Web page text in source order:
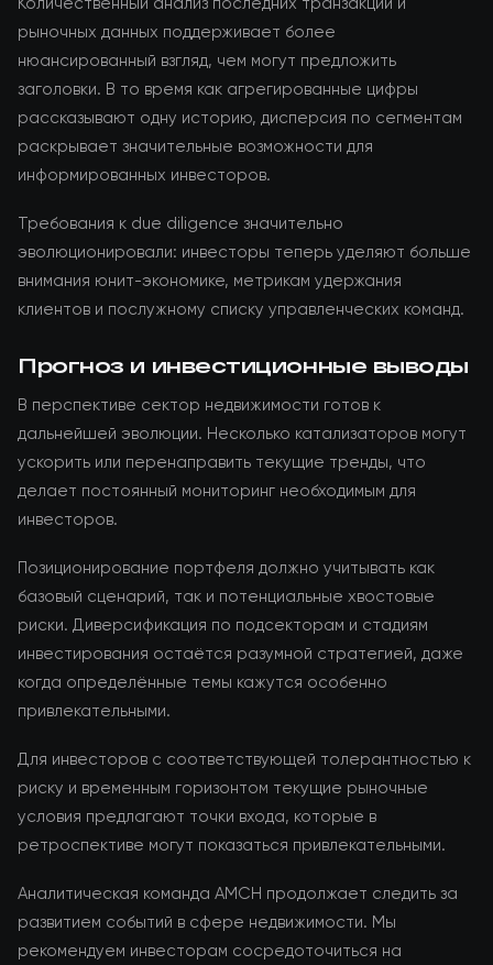
рыночных данных поддерживает более
нюансированный взгляд, чем могут предложить
заголовки. В то время как агрегированные цифры
рассказывают одну историю, дисперсия по сегментам
раскрывает значительные возможности для
информированных инвесторов.
Требования к due diligence значительно
эволюционировали: инвесторы теперь уделяют больше
внимания юнит-экономике, метрикам удержания
клиентов и послужному списку управленческих команд.
Прогноз и инвестиционные выводы
В перспективе сектор недвижимости готов к
дальнейшей эволюции. Несколько катализаторов могут
ускорить или перенаправить текущие тренды, что
делает постоянный мониторинг необходимым для
инвесторов.
Позиционирование портфеля должно учитывать как
базовый сценарий, так и потенциальные хвостовые
риски. Диверсификация по подсекторам и стадиям
инвестирования остаётся разумной стратегией, даже
когда определённые темы кажутся особенно
привлекательными.
Для инвесторов с соответствующей толерантностью к
риску и временным горизонтом текущие рыночные
условия предлагают точки входа, которые в
ретроспективе могут показаться привлекательными.
Аналитическая команда AMCH продолжает следить за
развитием событий в сфере недвижимости. Мы
рекомендуем инвесторам сосредоточиться на